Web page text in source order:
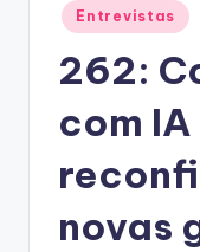
Posted
in
Entrevistas
262:
com
novas